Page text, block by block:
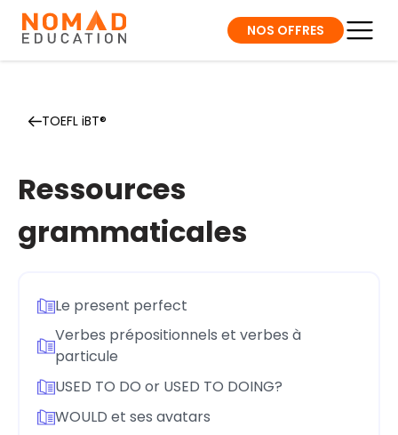
NOS OFFRES
TOEFL iBT®
Ressources
grammaticales
Le present perfect
Verbes prépositionnels et verbes à
particule
USED TO DO or USED TO DOING?
WOULD et ses avatars